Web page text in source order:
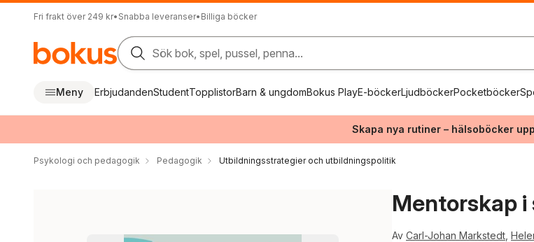
Fri frakt över 249 kr• Snabba leveranser• Billiga böcker
Sök bok, spel, pussel, penna...
Meny ErbjudandenStudentTopplistorBarn & ungdomBokus PlayE-böckerLjudböckerPocketböcker
Skapa nya rutiner – hälsoböcker
Psykologi och pedagogik Pedagogik Utbildningsstrategier och utbildningspolitik
Mentorskap i
Av Carl-Johan Markstedt